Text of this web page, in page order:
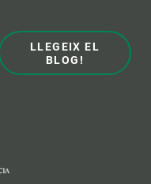
LLEGEIX EL
BLOG!